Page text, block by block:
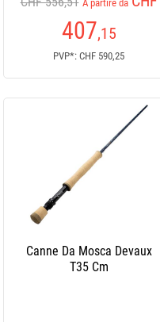
A partire da
407,15
PVP*: CHF 590,25
Canne Da Mosca Devaux
T35 Cm